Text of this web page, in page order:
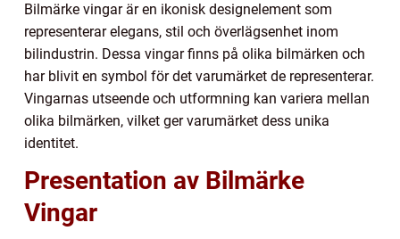
Bilmärke vingar är en ikonisk designelement som
representerar elegans, stil och överlägsenhet inom
bilindustrin. Dessa vingar finns på olika bilmärken och
har blivit en symbol för det varumärket de representerar.
Vingarnas utseende och utformning kan variera mellan
olika bilmärken, vilket ger varumärket dess unika
identitet.
Presentation av Bilmärke
Vingar